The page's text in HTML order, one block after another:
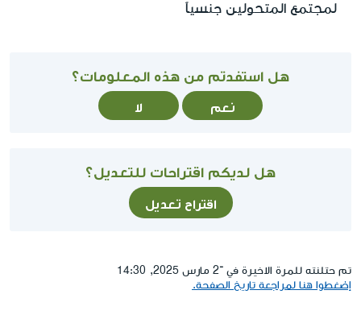
لمجتمع المتحولين جنسياً
هل استفدتم من هذه المعلومات؟
نعم لا
هل لديكم اقتراحات للتعديل؟
اقتراح تعديل
تم حتلنته للمرة الاخيرة في ־2 مارس 2025, 14:30
إضغطوا هنا لمراجعة تاريخ الصفحة.